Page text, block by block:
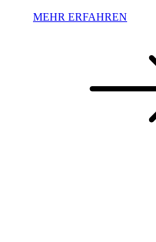
MEHR ERFAHREN